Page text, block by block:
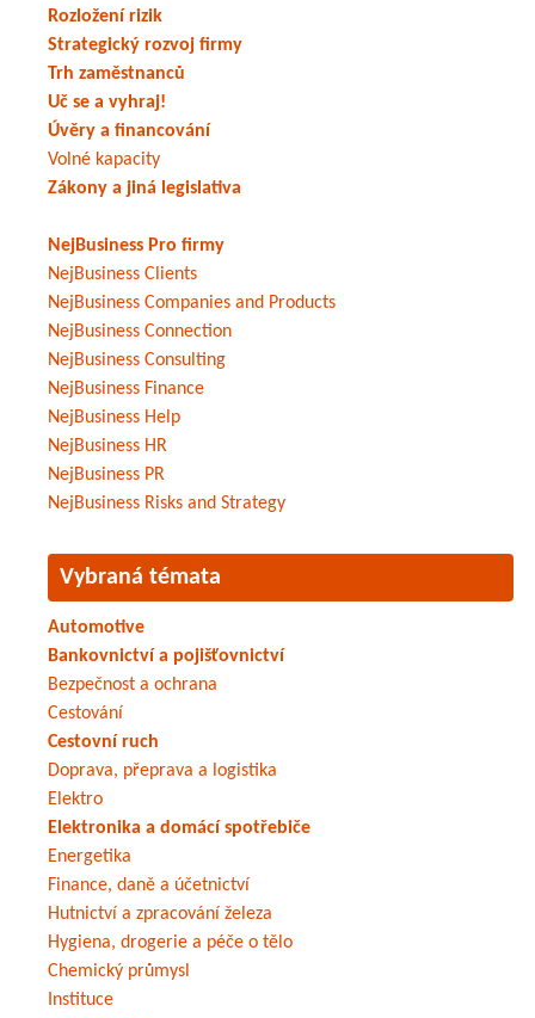
Rozložení rizik
Strategický rozvoj firmy
Trh zaměstnanců
Uč se a vyhraj!
Úvěry a financování
Volné kapacity
Zákony a jiná legislativa
NejBusiness Pro firmy
NejBusiness Clients
NejBusiness Companies and Products
NejBusiness Connection
NejBusiness Consulting
NejBusiness Finance
NejBusiness Help
NejBusiness HR
NejBusiness PR
NejBusiness Risks and Strategy
Vybraná témata
Automotive
Bankovnictví a pojišťovnictví
Bezpečnost a ochrana
Cestování
Cestovní ruch
Doprava, přeprava a logistika
Elektro
Elektronika a domácí spotřebiče
Energetika
Finance, daně a účetnictví
Hutnictví a zpracování železa
Hygiena, drogerie a péče o tělo
Chemický průmysl
Instituce